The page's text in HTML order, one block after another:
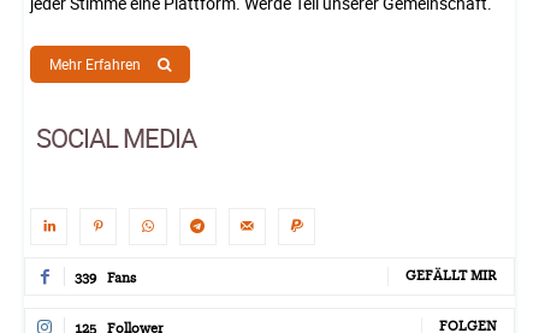
Mehr Erfahren
SOCIAL MEDIA
339 Fans GEFÄLLT MIR
125 Follower FOLGEN